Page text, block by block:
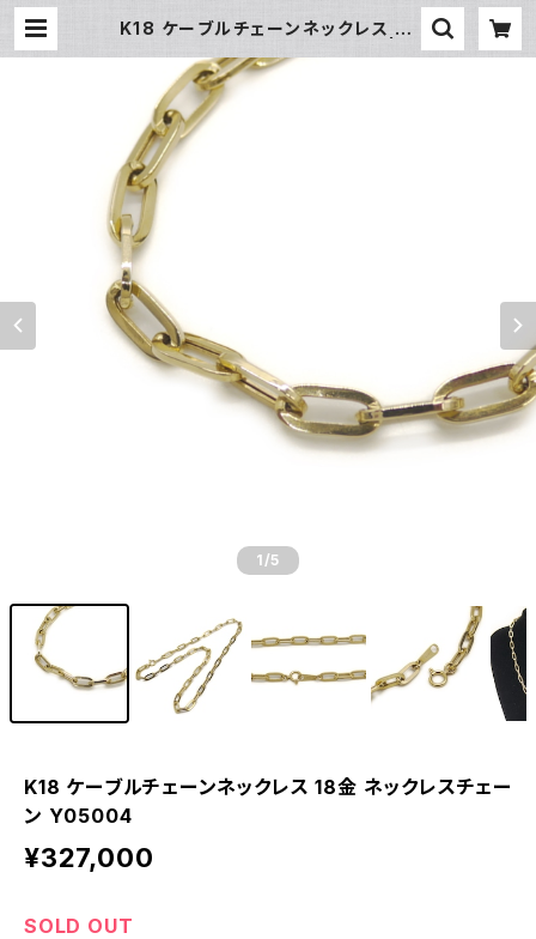
K18 ケーブルチェーンネックレス 18
和屋質店 前橋三俣店
1 /5
K18 ケーブルチェーンネックレス 18金 ネックレスチェー
ン Y05004
¥327,000
SOLD OUT